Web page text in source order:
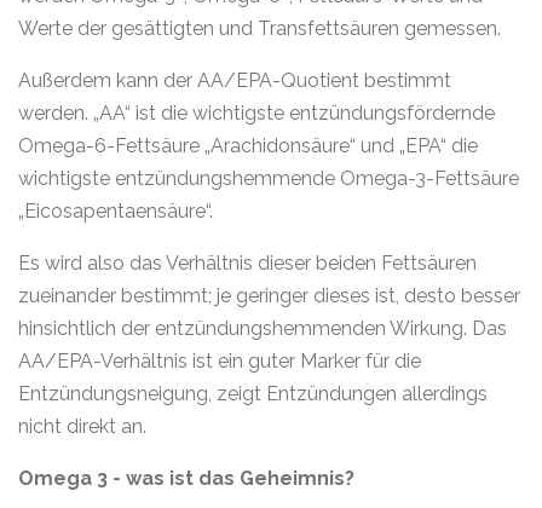
Werte der gesättigten und Transfettsäuren gemessen.
Außerdem kann der AA/EPA-Quotient bestimmt
werden. „AA“ ist die wichtigste entzündungsfördernde
Omega-6-Fettsäure „Arachidonsäure“ und „EPA“ die
wichtigste entzündungshemmende Omega-3-Fettsäure
„Eicosapentaensäure“.
Es wird also das Verhältnis dieser beiden Fettsäuren
zueinander bestimmt; je geringer dieses ist, desto besser
hinsichtlich der entzündungshemmenden Wirkung. Das
AA/EPA-Verhältnis ist ein guter Marker für die
Entzündungsneigung, zeigt Entzündungen allerdings
nicht direkt an.
Omega 3 - was ist das Geheimnis?